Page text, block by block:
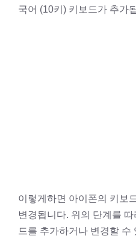
국어 (10키) 키보드가 추가
이렇게하면 아이폰의 키보
변경됩니다. 위의 단계를
드를 추가하거나 변경할 수